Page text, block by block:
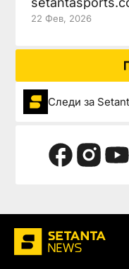
22 Фев, 2026
Следи за